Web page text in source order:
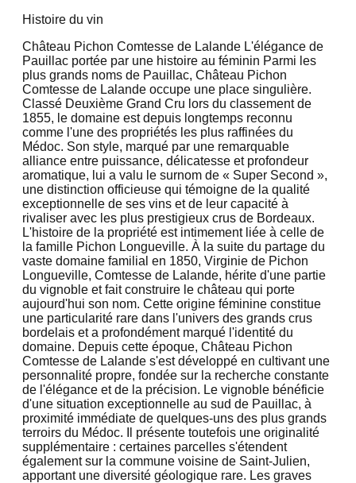
Histoire du vin
Château Pichon Comtesse de Lalande L'élégance de
Pauillac portée par une histoire au féminin Parmi les
plus grands noms de Pauillac, Château Pichon
Comtesse de Lalande occupe une place singulière.
Classé Deuxième Grand Cru lors du classement de
1855, le domaine est depuis longtemps reconnu
comme l'une des propriétés les plus raffinées du
Médoc. Son style, marqué par une remarquable
alliance entre puissance, délicatesse et profondeur
aromatique, lui a valu le surnom de « Super Second »,
une distinction officieuse qui témoigne de la qualité
exceptionnelle de ses vins et de leur capacité à
rivaliser avec les plus prestigieux crus de Bordeaux.
L'histoire de la propriété est intimement liée à celle de
la famille Pichon Longueville. À la suite du partage du
vaste domaine familial en 1850, Virginie de Pichon
Longueville, Comtesse de Lalande, hérite d'une partie
du vignoble et fait construire le château qui porte
aujourd'hui son nom. Cette origine féminine constitue
une particularité rare dans l'univers des grands crus
bordelais et a profondément marqué l'identité du
domaine. Depuis cette époque, Château Pichon
Comtesse de Lalande s'est développé en cultivant une
personnalité propre, fondée sur la recherche constante
de l'élégance et de la précision. Le vignoble bénéficie
d'une situation exceptionnelle au sud de Pauillac, à
proximité immédiate de quelques-uns des plus grands
terroirs du Médoc. Il présente toutefois une originalité
supplémentaire : certaines parcelles s'étendent
également sur la commune voisine de Saint-Julien,
apportant une diversité géologique rare. Les graves